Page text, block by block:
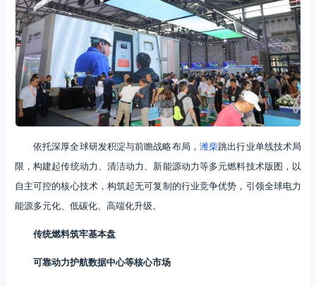
依托深厚全球研发积淀与前瞻战略布局， 潍柴跳出行业单线技术局
限，构建起传统动力、清洁动力、新能源动力等多元燃料技术版图，以
自主可控的核心技术，构筑起无可复制的行业竞争优势，引领全球电力
能源多元化、低碳化、高端化升级。
传统燃料筑牢基本盘
可靠动力护航数据中心等核心市场